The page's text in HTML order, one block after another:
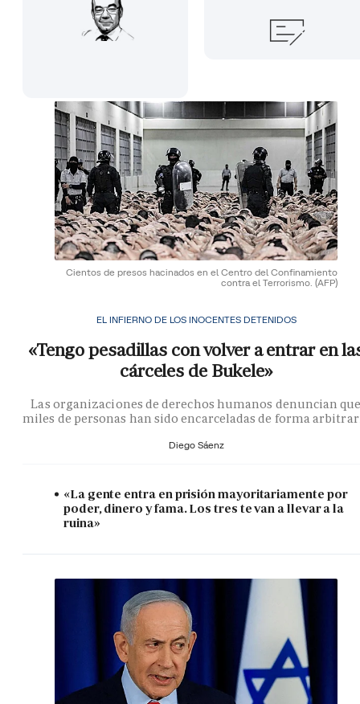
Cientos de presos hacinados en el Centro del Confinamiento
contra el Terrorismo. (AFP)
EL INFIERNO DE LOS INOCENTES DETENIDOS
«Tengo pesadillas con volver a entrar en
cárceles de Bukele»
Las organizaciones de derechos humanos denuncian
miles de personas han sido encarceladas de forma
Diego Sáenz
«La gente entra en prisión mayoritariamente por
poder, dinero y fama. Los tres te van a llevar a la
ruina»